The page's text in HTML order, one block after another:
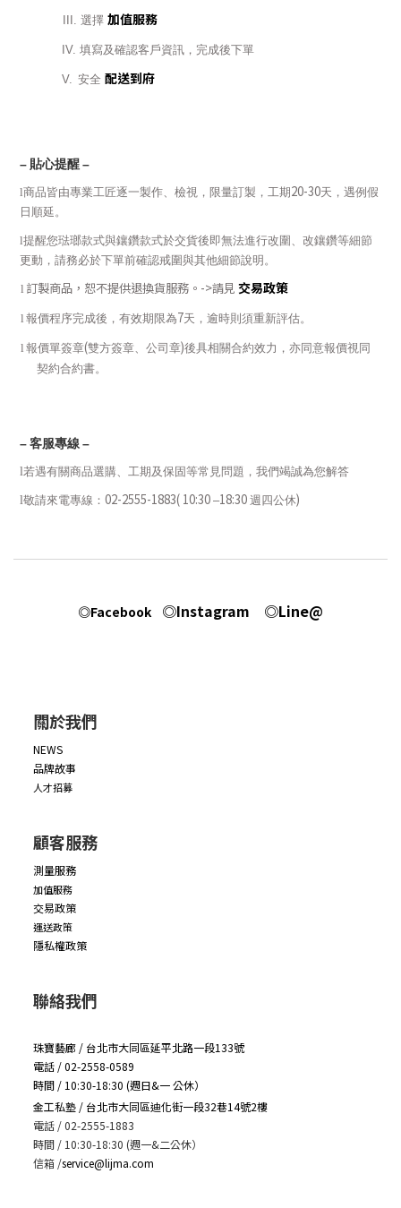
III. 選擇 加值服務
IV. 填寫及確認客戶資訊，完成後下單
V. 安全配送到府
– 貼心提醒–
l商品皆由專業工匠逐一製作、檢視，限量訂製，工期20-30天，遇例假
日順延。
l提醒您琺瑯款式與鑲鑽款式於交貨後即無法進行改圍、改鑲鑽等細節
更動，請務必於下單前確認戒圍與其他細節說明。
l 訂製商品，恕不提供退換貨服務。 ->請見 交易政策
l 報價程序完成後，有效期限為7天，逾時則須重新評估。
l 報價單簽章(雙方簽章、公司章)後具相關合約效力，亦同意報價視同
契約合約書。
–客服專線–
l若遇有關商品選購、工期及保固等常見問題，我們竭誠為您解答
l敬請來電專線： 02-2555-1883( 10:30 –18:30 週四公休)
◎Facebook ◎Instagram ◎Line@
關於我們
NEWS
品牌故事
人才招募
顧客服務
測量服務
加值服務
交易政策
運送政策
隱私權政策
聯絡我們
珠寶藝廊 / 台北市大同區延平北路一段133號
電話 / 02-2558-0589
時間 / 10:30-18:30 (週日&一 公休）
金工私塾 / 台北市大同區迪化街一段32巷14號2樓
電話 / 02-2555-1883
時間 / 10:30-18:30 (週一&二公休）
信箱 /service@lijma.com